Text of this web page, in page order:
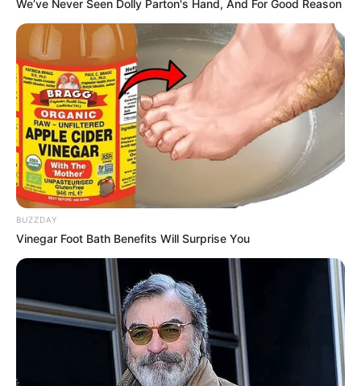
We’ve Never Seen Dolly Parton's Hand, And For Good Reason
BUZZDAY
Vinegar Foot Bath Benefits Will Surprise You